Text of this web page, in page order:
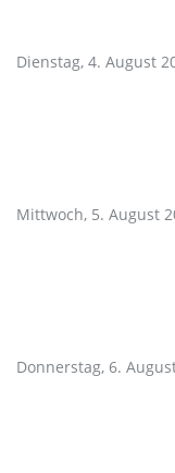
Dienstag, 4. August
Mittwoch, 5. August
Donnerstag, 6.